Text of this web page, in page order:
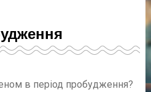
в період пробудження?